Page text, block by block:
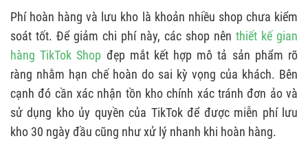
Phí hoàn hàng và lưu kho là khoản nhiều shop chưa kiểm
soát tốt. Để giảm chi phí này, các shop nên thiết kế gian
hàng TikTok Shop đẹp mắt kết hợp mô tả sản phẩm rõ
ràng nhằm hạn chế hoàn do sai kỳ vọng của khách. Bên
cạnh đó cần xác nhận tồn kho chính xác tránh đơn ảo và
sử dụng kho ủy quyền của TikTok để được miễn phí lưu
kho 30 ngày đầu cũng như xử lý nhanh khi hoàn hàng.